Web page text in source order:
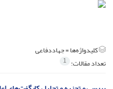
کلیدواژه‌ها =جهاددفاعی
تعداد مقالات: 1